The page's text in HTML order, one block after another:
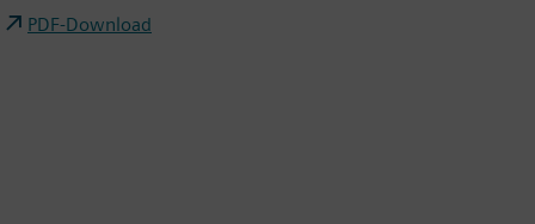
PDF-Download